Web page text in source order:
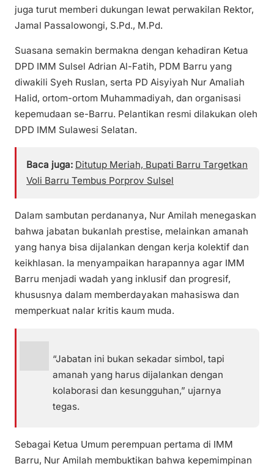
juga turut memberi dukungan lewat perwakilan Rektor,
Jamal Passalowongi, S.Pd., M.Pd.
Suasana semakin bermakna dengan kehadiran Ketua
DPD IMM Sulsel Adrian Al-Fatih, PDM Barru yang
diwakili Syeh Ruslan, serta PD Aisyiyah Nur Amaliah
Halid, ortom-ortom Muhammadiyah, dan organisasi
kepemudaan se-Barru. Pelantikan resmi dilakukan oleh
DPD IMM Sulawesi Selatan.
Baca juga: Ditutup Meriah, Bupati Barru Targetkan
Voli Barru Tembus Porprov Sulsel
Dalam sambutan perdananya, Nur Amilah menegaskan
bahwa jabatan bukanlah prestise, melainkan amanah
yang hanya bisa dijalankan dengan kerja kolektif dan
keikhlasan. Ia menyampaikan harapannya agar IMM
Barru menjadi wadah yang inklusif dan progresif,
khususnya dalam memberdayakan mahasiswa dan
memperkuat nalar kritis kaum muda.
“Jabatan ini bukan sekadar simbol, tapi
amanah yang harus dijalankan dengan
kolaborasi dan kesungguhan,” ujarnya
tegas.
Sebagai Ketua Umum perempuan pertama di IMM
Barru, Nur Amilah membuktikan bahwa kepemimpinan